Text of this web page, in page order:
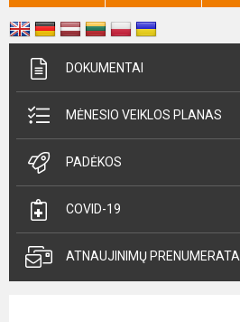
DOKUMENTAI
MĖNESIO VEIKLOS PLANAS
PADĖKOS
COVID-19
ATNAUJINIMŲ PRENUMERATA